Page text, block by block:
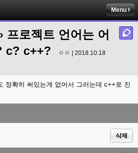
Menu
› 프로젝트 언어는 어
c? c++?
ㅇㅇ | 2018.10.18
정확히 써있는게 없어서 그러는데 c++로 진
삭제